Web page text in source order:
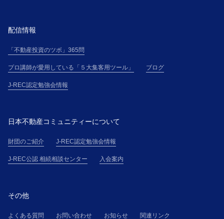
配信情報
「不動産投資のツボ」365問
プロ講師が愛用している「５大集客用ツール」 ブログ
J-REC認定勉強会情報
日本不動産コミュニティーについて
財団のご紹介 J-REC認定勉強会情報
J-REC公認 相続相談センター 入会案内
その他
よくある質問 お問い合わせ お知らせ 関連リンク